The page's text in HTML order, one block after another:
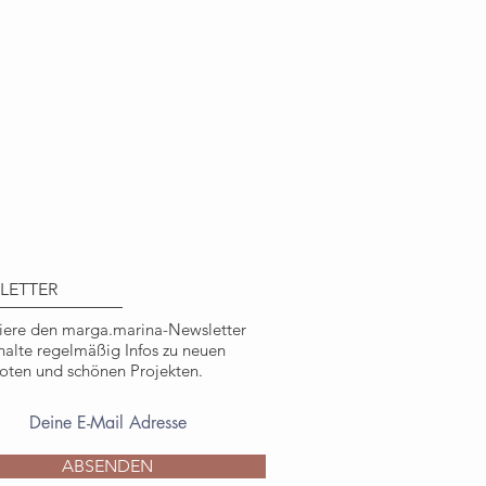
den marga.marina-Newsletter
regelmäßig Infos zu neuen
und schönen Projekten.
ABSENDEN